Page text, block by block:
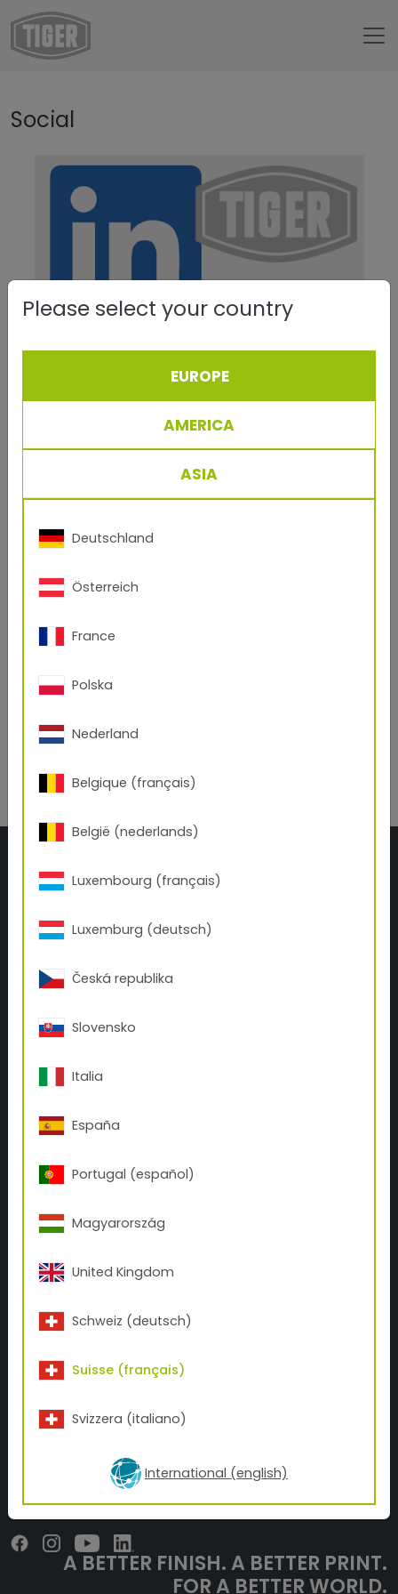
Social
Social
TIGER Coatings
TIGITAL
40, allée du Beaujolais
office.fr(at)tiger-coatings.com
AU SUJET DE TIGER
Contact
BUSINESS UNITS
3D-Print
NEWS
Coverage Calculator
WEBSHOP
A BETTER FINISH.A BETTER PRINT.
FOR A BETTER WORLD.
Please select your country
EUROPE
AMERICA
ASIA
Deutschland
Österreich
France
Polska
Nederland
Belgique (français)
België (nederlands)
Luxembourg (français)
Luxemburg (deutsch)
Česká republika
Slovensko
Italia
España
Portugal (español)
Magyarország
United Kingdom
Schweiz (deutsch)
Suisse (français)
Svizzera (italiano)
International (english)